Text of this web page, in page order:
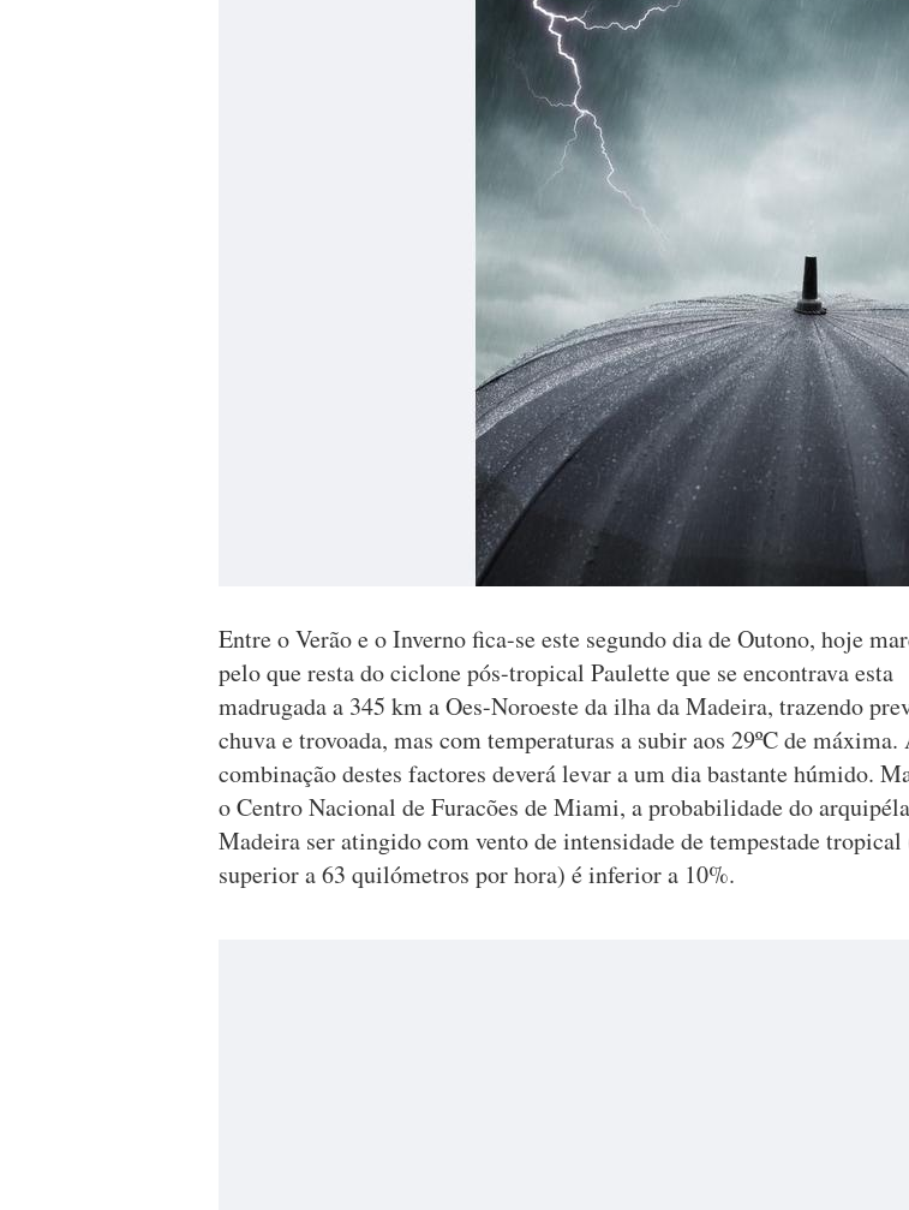
Entre o Verão e o Inverno fica-se este segundo dia de Outono, hoje
pelo que resta do ciclone pós-tropical Paulette que se encontrava esta
madrugada a 345 km a Oes-Noroeste da ilha da Madeira, trazendo
chuva e trovoada, mas com temperaturas a subir aos 29ºC de máxima.
combinação destes factores deverá levar a um dia bastante húmido.
o Centro Nacional de Furacões de Miami, a probabilidade do
Madeira ser atingido com vento de intensidade de tempestade tropical
superior a 63 quilómetros por hora) é inferior a 10%.